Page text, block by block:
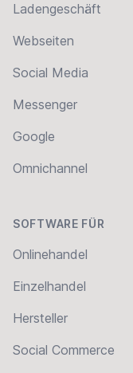
Ladengeschäft
Webseiten
Social Media
Messenger
Google
Omnichannel
SOFTWARE FÜR
Onlinehandel
Einzelhandel
Hersteller
Social Commerce